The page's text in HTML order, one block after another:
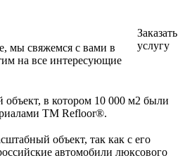
мы свяжемся с вами в
на все интересующие
Заказать
услугу
в котором 10 000 м2 были
ТМ Refloor®️.
объект, так как с его
автомобили люксового